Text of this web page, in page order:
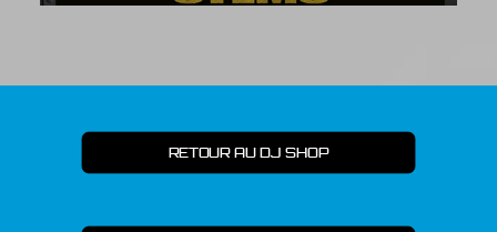
RETOUR AU DJ SHOP